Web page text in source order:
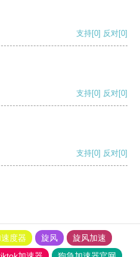
支持[0] 反对[0]
支持[0] 反对[0]
支持[0] 反对[0]
度器 旋风
旋风加速